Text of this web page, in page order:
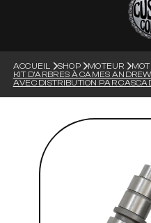
ACCUEIL SHOP MOTEUR
KIT D'ARBRES À CAMES
AVEC DISTRIBUTION PAR